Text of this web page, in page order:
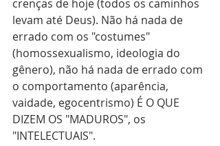
crenças de hoje (todos os caminhos
levam até Deus). Não há nada de
errado com os "costumes"
(homossexualismo, ideologia do
gênero), não há nada de errado com
o comportamento (aparência,
vaidade, egocentrismo) É O QUE
DIZEM OS "MADUROS", os
"INTELECTUAIS".